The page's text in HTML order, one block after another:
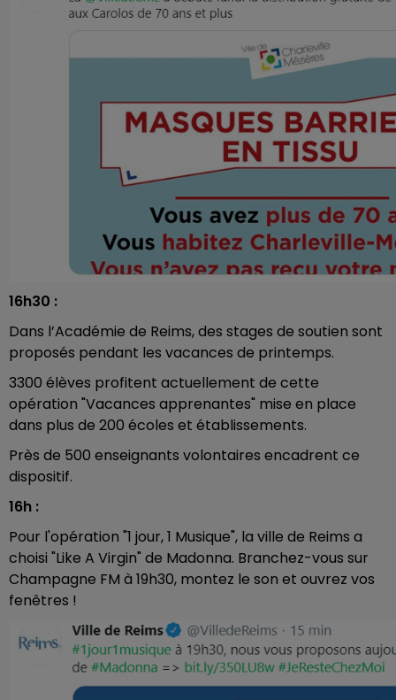
16h30 :
Dans l’Académie de Reims, des stages de soutien sont
proposés pendant les vacances de printemps.
3300 élèves profitent actuellement de cette
opération "Vacances apprenantes" mise en place
dans plus de 200 écoles et établissements.
Près de 500 enseignants volontaires encadrent ce
dispositif.
16h :
Pour l'opération "1 jour, 1 Musique", la ville de Reims a
choisi "Like A Virgin" de Madonna. Branchez-vous sur
Champagne FM à 19h30, montez le son et ouvrez vos
fenêtres !